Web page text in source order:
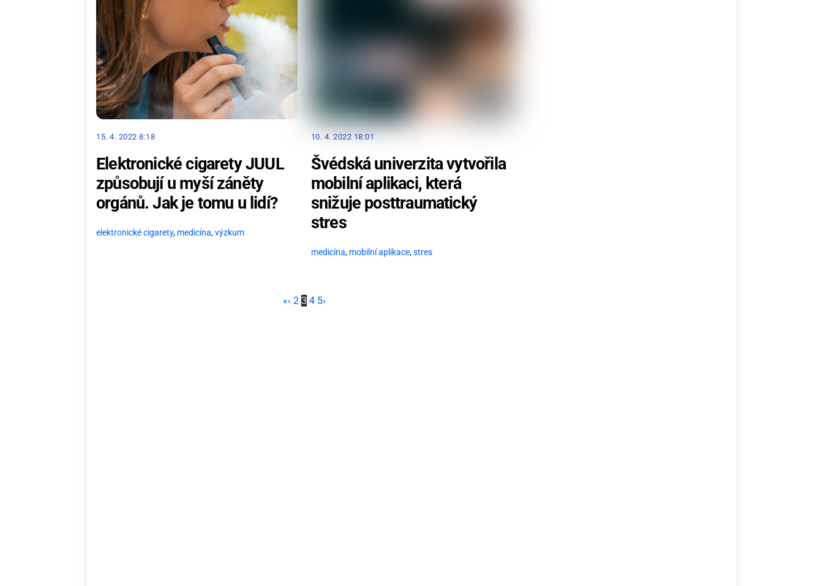
15. 4. 2022 8:18
Elektronické cigarety JUUL
způsobují u myší záněty
orgánů. Jak je tomu u lidí?
elektronické cigarety, medicína,výzkum
10. 4. 2022 18:01
Švédská univerzita vytvořila
mobilní aplikaci, která
snižuje posttraumatický
stres
medicína, mobilní aplikace,stres
«‹ 2 3 4 5›